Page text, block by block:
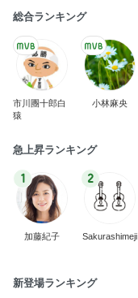
総合ランキング
市川團十郎白
猿
小林麻央
急上昇ランキング
1
加藤紀子
2
Sakurashimeji
新登場ランキング